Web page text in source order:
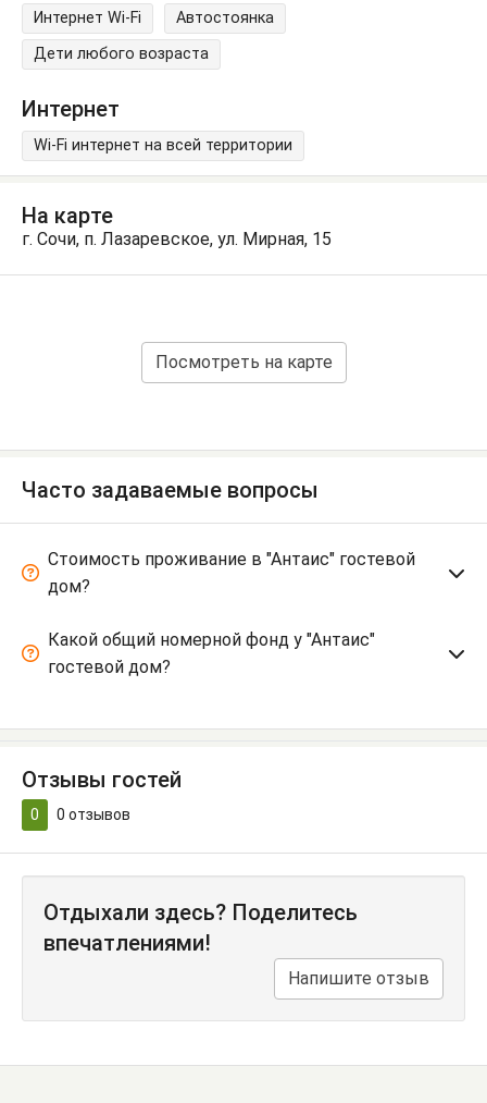
Интернет Wi-Fi
Автостоянка
Дети любого возраста
Интернет
Wi-Fi интернет на всей территории
На карте
г. Сочи, п. Лазаревское, ул. Мирная, 15
Посмотреть на карте
Часто задаваемые вопросы
Стоимость проживание в "Антаис" гостевой
дом?
Какой общий номерной фонд у "Антаис"
гостевой дом?
Отзывы гостей
0 0 отзывов
Отдыхали здесь? Поделитесь
впечатлениями!
Напишите отзыв